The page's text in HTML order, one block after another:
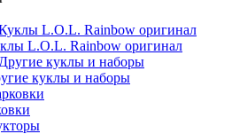
L.O.L. Rainbow оригинал
куклы и наборы